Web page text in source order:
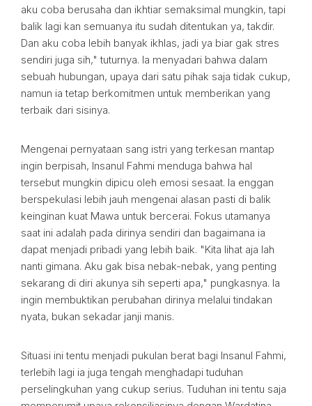
aku coba berusaha dan ikhtiar semaksimal mungkin, tapi
balik lagi kan semuanya itu sudah ditentukan ya, takdir.
Dan aku coba lebih banyak ikhlas, jadi ya biar gak stres
sendiri juga sih," tuturnya. Ia menyadari bahwa dalam
sebuah hubungan, upaya dari satu pihak saja tidak cukup,
namun ia tetap berkomitmen untuk memberikan yang
terbaik dari sisinya.
Mengenai pernyataan sang istri yang terkesan mantap
ingin berpisah, Insanul Fahmi menduga bahwa hal
tersebut mungkin dipicu oleh emosi sesaat. Ia enggan
berspekulasi lebih jauh mengenai alasan pasti di balik
keinginan kuat Mawa untuk bercerai. Fokus utamanya
saat ini adalah pada dirinya sendiri dan bagaimana ia
dapat menjadi pribadi yang lebih baik. "Kita lihat aja lah
nanti gimana. Aku gak bisa nebak-nebak, yang penting
sekarang di diri akunya sih seperti apa," pungkasnya. Ia
ingin membuktikan perubahan dirinya melalui tindakan
nyata, bukan sekadar janji manis.
Situasi ini tentu menjadi pukulan berat bagi Insanul Fahmi,
terlebih lagi ia juga tengah menghadapi tuduhan
perselingkuhan yang cukup serius. Tuduhan ini tentu saja